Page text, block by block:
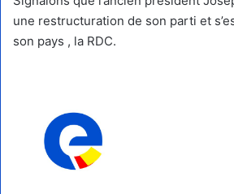
une restructuration de son parti et
son pays , la RDC.